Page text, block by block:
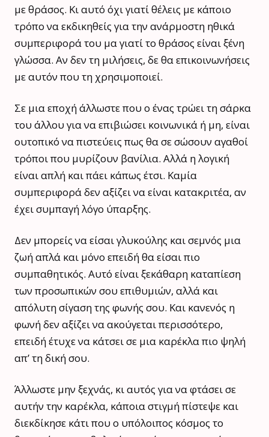
με θράσος. Κι αυτό όχι γιατί θέλεις με κάποιο
τρόπο να εκδικηθείς για την ανάρμοστη ηθικά
συμπεριφορά του μα γιατί το θράσος είναι ξένη
γλώσσα. Αν δεν τη μιλήσεις, δε θα επικοινωνήσεις
με αυτόν που τη χρησιμοποιεί.
Σε μια εποχή άλλωστε που ο ένας τρώει τη σάρκα
του άλλου για να επιβιώσει κοινωνικά ή μη, είναι
ουτοπικό να πιστεύεις πως θα σε σώσουν αγαθοί
τρόποι που μυρίζουν βανίλια. Αλλά η λογική
είναι απλή και πάει κάπως έτσι. Καμία
συμπεριφορά δεν αξίζει να είναι κατακριτέα, αν
έχει συμπαγή λόγο ύπαρξης.
Δεν μπορείς να είσαι γλυκούλης και σεμνός μια
ζωή απλά και μόνο επειδή θα είσαι πιο
συμπαθητικός. Αυτό είναι ξεκάθαρη καταπίεση
των προσωπικών σου επιθυμιών, αλλά και
απόλυτη σίγαση της φωνής σου. Και κανενός η
φωνή δεν αξίζει να ακούγεται περισσότερο,
επειδή έτυχε να κάτσει σε μια καρέκλα πιο ψηλή
απ’ τη δική σου.
Άλλωστε μην ξεχνάς, κι αυτός για να φτάσει σε
αυτήν την καρέκλα, κάποια στιγμή πίστεψε και
διεκδίκησε κάτι που ο υπόλοιπος κόσμος το